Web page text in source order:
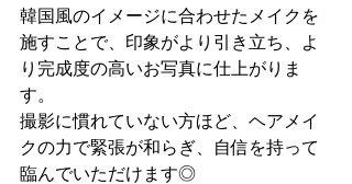
韓国風のイメージに合わせたメイクを
施すことで、印象がより引き立ち、よ
り完成度の高いお写真に仕上がりま
す。
撮影に慣れていない方ほど、ヘアメイ
クの力で緊張が和らぎ、自信を持って
臨んでいただけます◎